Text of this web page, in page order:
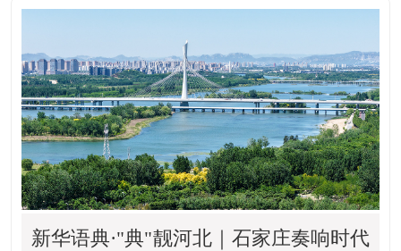
新华语典·"典"靓河北｜石家庄奏响时代